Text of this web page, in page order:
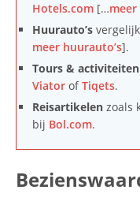
Hotels.com […
Huurauto’s
meer huurauto’s].
Tours & activiteiten
Viator ofTiqets.
Reisartikelen zoals
bij Bol.com.